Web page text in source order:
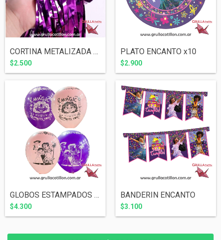
CORTINA METALIZADA VIOLETA ECONOMICA
$2.500
PLATO ENCANTO x10
$2.900
GLOBOS ESTAMPADOS ENCANTO x6
$4.300
BANDERIN ENCANTO
$3.100